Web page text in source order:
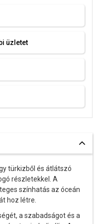
üzletet
türkizből és átlátszó
részletekkel. A
színhatás az óceán
hoz létre.
a szabadságot és a